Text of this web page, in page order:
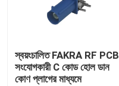
স্বয়ংচালিত FAKRA RF PCB
সংযোগকারী C কোড হোল ডান
কোণ প্লাগের মাধ্যমে